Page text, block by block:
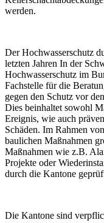
werden.
Der Hochwasserschutz
letzten Jahren In der
Hochwasserschutz im
Fachstelle für die
gegen den Schutz vor
Dies beinhaltet sowohl
Ereignis, wie auch
Schäden. Im Rahmen
baulichen Maßnahmen
Maßnahmen wie z.B.
Projekte oder
durch die Kantone
Die Kantone sind